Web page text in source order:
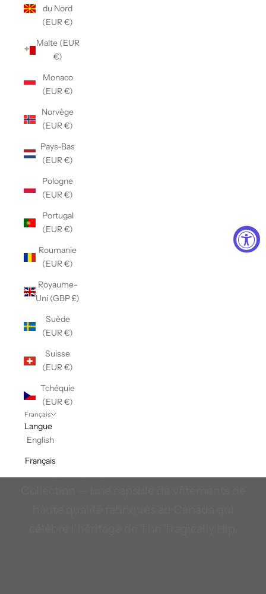
du Nord
(EUR €)
Malte (EUR
€)
Monaco
(EUR €)
Norvège
(EUR €)
Pays-Bas
(EUR €)
Pologne
(EUR €)
Portugal
(EUR €)
Roumanie
(EUR €)
Royaume-
Uni (GBP £)
Suède
(EUR €)
Suisse
(EUR €)
Tchéquie
(EUR €)
Français
Langue
English
Français
The Tragically Hip X Stanfields
Confort légendaire, inspiré par le groupe le